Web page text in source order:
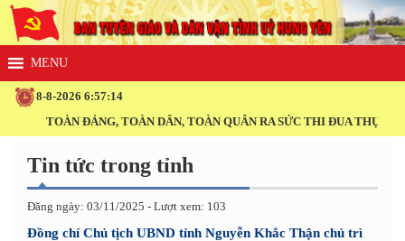
8-8-2026 6:57:14
TOÀN ĐẢNG, TOÀN DÂN, TOÀN QUÂN RA SỨC THI ĐUA THỰC
Tin tức trong tỉnh
Đăng ngày: 03/11/2025 - Lượt xem: 103
Đồng chí Chủ tịch UBND tỉnh Nguyễn Khắc Thận chủ trì